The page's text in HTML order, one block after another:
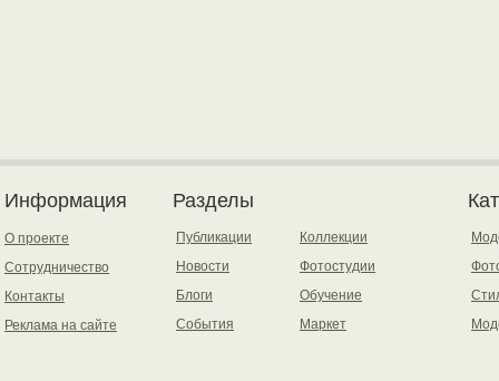
Информация
О проекте
Сотрудничество
Контакты
Реклама на сайте
Разделы
Публикации
Новости
Блоги
События
Коллекции
Фотостудии
Обучение
Маркет